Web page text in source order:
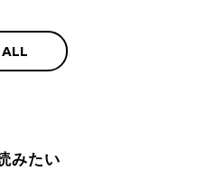
みたい